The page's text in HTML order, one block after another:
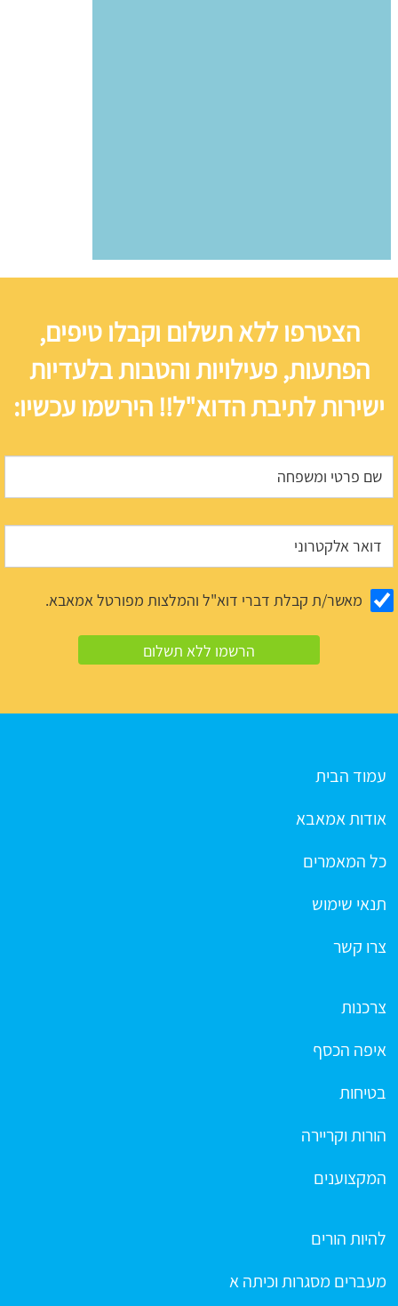
הצטרפו ללא תשלום וקבלו טיפים,
הפתעות, פעילויות והטבות בלעדיות
ישירות לתיבת הדוא"ל!! הירשמו עכשיו:
מאשר/ת קבלת דברי דוא"ל והמלצות מפורטל אמאבא.
עמוד הבית
אודות אמאבא
כל המאמרים
תנאי שימוש
צרו קשר
צרכנות
איפה הכסף
בטיחות
הורות וקריירה
המקצוענים
להיות הורים
מעברים מסגרות וכיתה א